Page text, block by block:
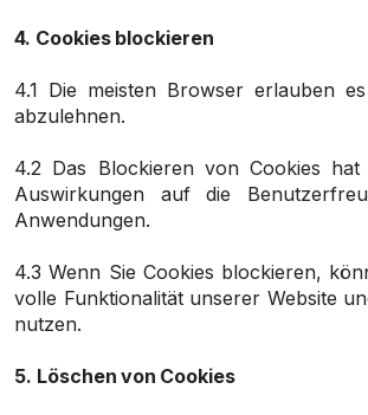
4. Cookies blockieren
4.1 Die meisten Browser erlauben
abzulehnen.
4.2 Das Blockieren von Cookies hat
Auswirkungen auf die
Anwendungen.
4.3 Wenn Sie Cookies blockieren,
volle Funktionalität unserer Website
nutzen.
5. Löschen von Cookies